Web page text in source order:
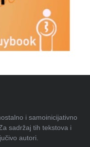
i samoinicijativno
sadržaj tih tekstova i
autori.